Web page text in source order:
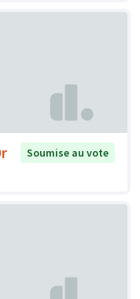
Soumise au vote